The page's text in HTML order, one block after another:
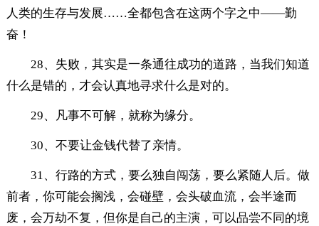
人类的生存与发展……全都包含在这两个字之中——勤
奋！
28、失败，其实是一条通往成功的道路，当我们知道
什么是错的，才会认真地寻求什么是对的。
29、凡事不可解，就称为缘分。
30、不要让金钱代替了亲情。
31、行路的方式，要么独自闯荡，要么紧随人后。做
前者，你可能会搁浅，会碰壁，会头破血流，会半途而
废，会万劫不复，但你是自己的主演，可以品尝不同的境